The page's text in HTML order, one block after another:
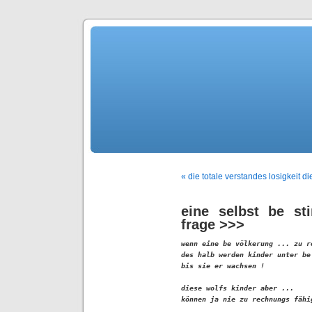
« die totale verstandes losigkeit
eine selbst be
frage >>>
wenn eine be völkerung ... zu
des halb werden kinder unter
bis sie er wachsen !
diese wolfs kinder aber ...
können ja nie zu rechnungs